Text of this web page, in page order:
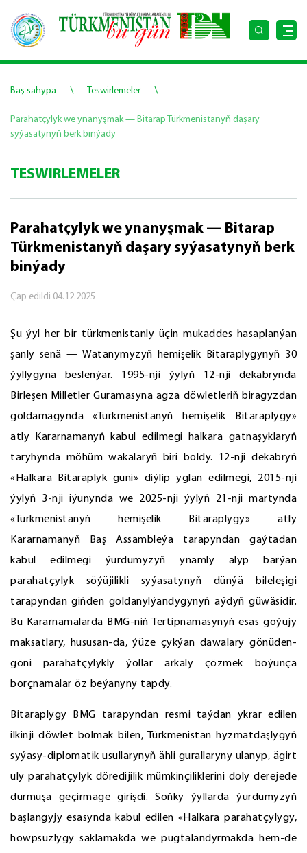
Baş sahypa \ Teswirlemeler \
Parahatçylyk we ynanyşmak — Bitarap Türkmenistanyň daşary
syýasatynyň berk binýady
TESWIRLEMELER
Parahatçylyk we ynanyşmak — Bitarap
Türkmenistanyň daşary syýasatynyň berk
binýady
Çap edildi 04.12.2025
Şu ýyl her bir türkmenistanly üçin mukaddes hasaplanýan
şanly senä — Watanymyzyň hemişelik Bitaraplygynyň 30
ýyllygyna beslenýär. 1995-nji ýylyň 12-nji dekabrynda
Birleşen Milletler Guramasyna agza döwletleriň biragyzdan
goldamagynda «Türkmenistanyň hemişelik Bitaraplygy»
atly Kararnamanyň kabul edilmegi halkara gatnaşyklaryň
taryhynda möhüm wakalaryň biri boldy. 12-nji dekabryň
«Halkara Bitaraplyk güni» diýlip yglan edilmegi, 2015-nji
ýylyň 3-nji iýunynda we 2025-nji ýylyň 21-nji martynda
«Türkmenistanyň hemişelik Bitaraplygy» atly
Kararnamanyň Baş Assambleýa tarapyndan gaýtadan
kabul edilmegi ýurdumyzyň ynamly alyp barýan
parahatçylyk söýüjilikli syýasatynyň dünýä bileleşigi
tarapyndan giňden goldanylýandygynyň aýdyň güwäsidir.
Bu Kararnamalarda BMG-niň Tertipnamasynyň esas goýujy
maksatlary, hususan-da, ýüze çykýan dawalary gönüden-
göni parahatçylykly ýollar arkaly çözmek boýunça
borçnamalar öz beýanyny tapdy.
Bitaraplygy BMG tarapyndan resmi taýdan ykrar edilen
ilkinji döwlet bolmak bilen, Türkmenistan hyzmatdaşlygyň
syýasy-diplomatik usullarynyň ähli gurallaryny ulanyp, ägirt
uly parahatçylyk döredijilik mümkinçiliklerini doly derejede
durmuşa geçirmäge girişdi. Soňky ýyllarda ýurdumyzyň
başlangyjy esasynda kabul edilen «Halkara parahatçylygy,
howpsuzlygy saklamakda we pugtalandyrmakda hem-de